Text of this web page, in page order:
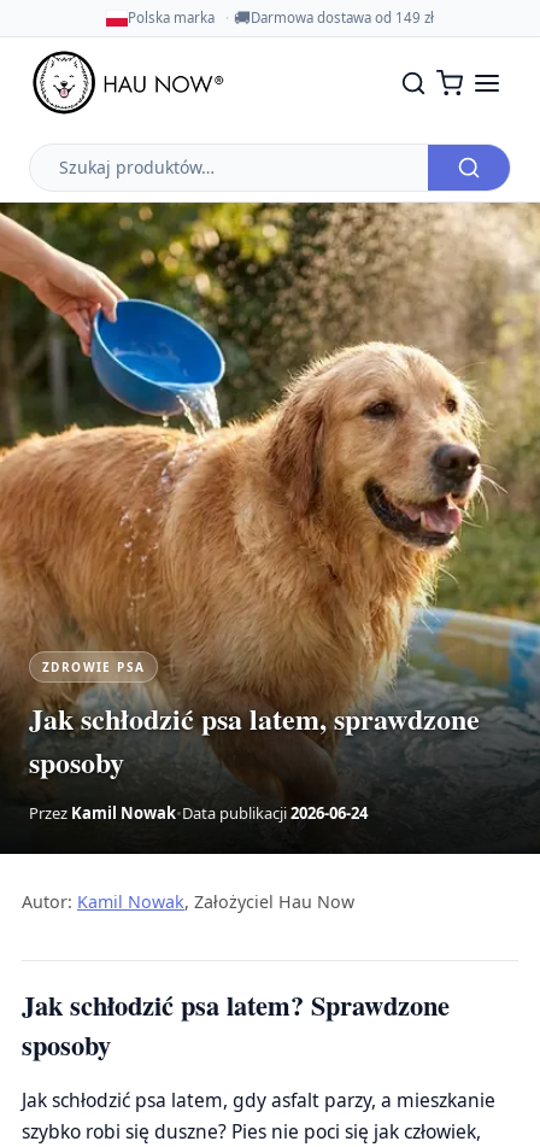
Polska marka 🚚Darmowa dostawa od 149 zł
Szukaj
produktów
ZDROWIE PSA
Jak schłodzić psa latem, sprawdzone
sposoby
Przez Kamil Nowak•Data publikacji2026-06-24
Autor: Kamil Nowak, Założyciel Hau Now
Jak schłodzić psa latem? Sprawdzone
sposoby
Jak schłodzić psa latem, gdy asfalt parzy, a mieszkanie
szybko robi się duszne? Pies nie poci się jak człowiek,